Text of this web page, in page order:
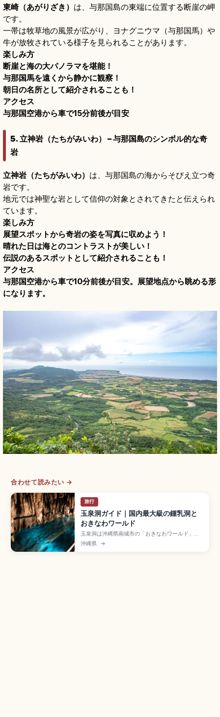
東崎（あがりざき） は、与那国島の東端に位置する断崖の岬
です。
一帯は牧草地の風景が広がり、ヨナグニウマ（与那国馬）や
牛が放牧されている様子を見られることがあります。
楽しみ方
断崖と海の大パノラマを堪能！
与那国馬を遠くから静かに観察！
朝日の名所として紹介されることも！
アクセス
与那国空港から車で15分前後が目安
5. 立神岩（たちがみいわ） – 与那国島のシンボル的な奇
岩
立神岩（たちがみいわ） は、与那国島の海からそびえ立つ奇
岩です。
地元では神聖な岩として信仰の対象とされてきたと伝えられ
ています。
楽しみ方
展望スポットから奇岩の姿を写真に収めよう！
晴れた日は海とのコントラストが美しい！
伝説のあるスポットとして紹介されることも！
アクセス
与那国空港から車で10分前後が目安。展望地点から眺める形
になります。
合わせて読みたい →
旅行
玉泉洞ガイド｜国内最大級の鍾乳洞と
おきなわワールド
玉泉洞は沖縄県南城市の「おきなわワールド」内
にある全長約5,000mの鍾乳洞で、100万本以上
の鍾乳石を有する国内最大級の鍾乳洞です。約
沖縄県 →